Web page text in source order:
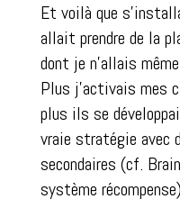
Et voilà que
allait prendre de la
dont je n’allais
Plus j’activais mes
plus ils se
vraie stratégie avec
secondaires (cf.
système